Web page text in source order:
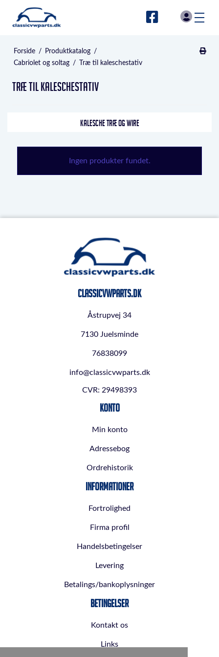
Forside / Produktkatalog /
Cabriolet og soltag / Træ til kaleschestativ
Træ til kaleschestativ
KALESCHE TRÆ OG WIRE
Ingen produkter fundet.
ClassicVWParts.dk
Åstrupvej 34
7130 Juelsminde
76838099
info@classicvwparts.dk
CVR: 29498393
Konto
Min konto
Adressebog
Ordrehistorik
Informationer
Fortrolighed
Firma profil
Handelsbetingelser
Levering
Betalings/bankoplysninger
Betingelser
Kontakt os
Links